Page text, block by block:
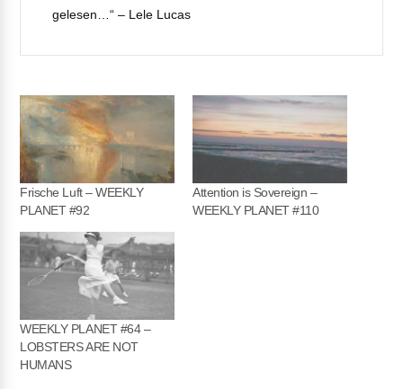
gelesen…“ – Lele Lucas
Frische Luft – WEEKLY
PLANET #92
Attention is Sovereign –
WEEKLY PLANET #110
WEEKLY PLANET #64 –
LOBSTERS ARE NOT
HUMANS